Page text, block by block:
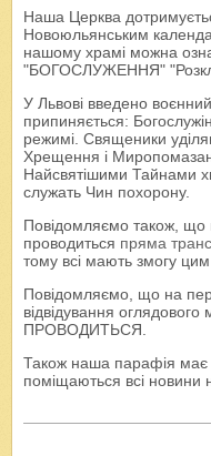
Наша Церква
Новоюльянським
нашому храмі можна
"БОГОСЛУЖЕННЯ"
У Львові введено
припиняється:
режимі. Священики
Хрещення і
Найсвятішими Тайнами
служать Чин похорону.
Повідомляємо також, що
проводиться пряма
тому всі мають змогу
Повідомляємо, що на
відвідування
ПРОВОДИТЬСЯ.
Також наша парафія має
поміщаються всі новини